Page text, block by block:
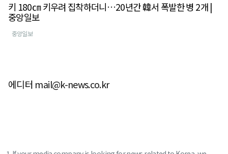
키 180㎝ 키우려 집착하더니…20년간 韓서 폭발한 병 2개 |
중앙일보
중앙일보
에디터 mail@k-news.co.kr